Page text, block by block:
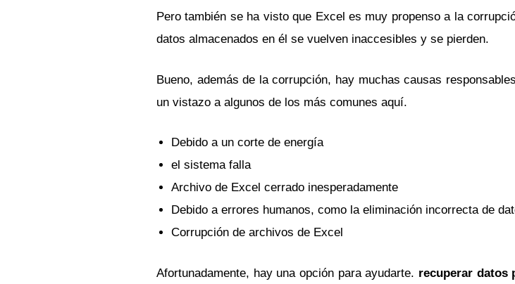
Pero también se ha visto que Excel es muy propenso a la
datos almacenados en él se vuelven inaccesibles y se pierden.
Bueno, además de la corrupción, hay muchas causas
un vistazo a algunos de los más comunes aquí.
Debido a un corte de energía
el sistema falla
Archivo de Excel cerrado inesperadamente
Debido a errores humanos, como la eliminación incorrecta de
Corrupción de archivos de Excel
Afortunadamente, hay una opción para ayudarte. recuperar datos